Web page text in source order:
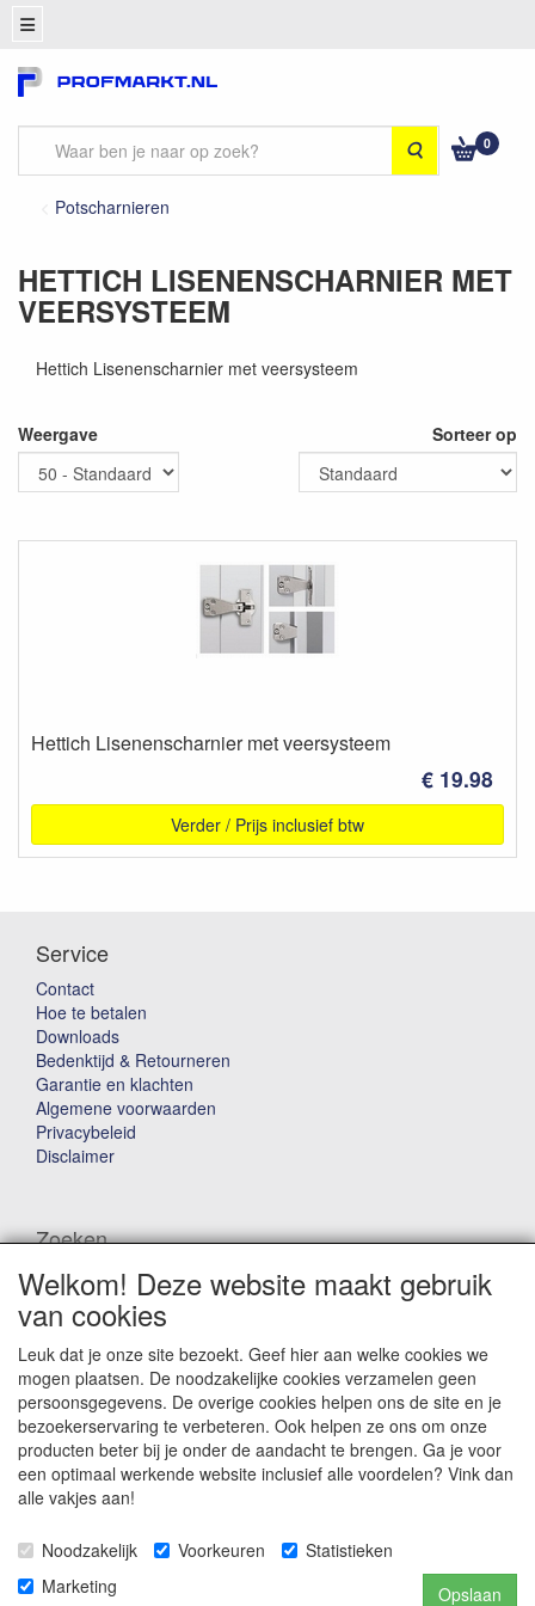
Zoeken 0
Potscharnieren
HETTICH LISENENSCHARNIER MET
VEERSYSTEEM
Hettich Lisenenscharnier met veersysteem
Weergave Sorteer op
Hettich Lisenenscharnier met veersysteem
€ 19.98
Verder / Prijs inclusief btw
Service
Contact
Hoe te betalen
Downloads
Bedenktijd & Retourneren
Garantie en klachten
Algemene voorwaarden
Privacybeleid
Disclaimer
Zoeken
Waar ben je naar op zoek?
Winkelwagen
Uw winkelwagen is leeg
Welkom! Deze website maakt gebruik
van cookies
Leuk dat je onze site bezoekt. Geef hier aan welke cookies we
mogen plaatsen. De noodzakelijke cookies verzamelen geen
persoonsgegevens. De overige cookies helpen ons de site en je
bezoekerservaring te verbeteren. Ook helpen ze ons om onze
producten beter bij je onder de aandacht te brengen. Ga je voor
een optimaal werkende website inclusief alle voordelen? Vink dan
alle vakjes aan!
Noodzakelijk Voorkeuren
Statistieken
Marketing
Opslaan